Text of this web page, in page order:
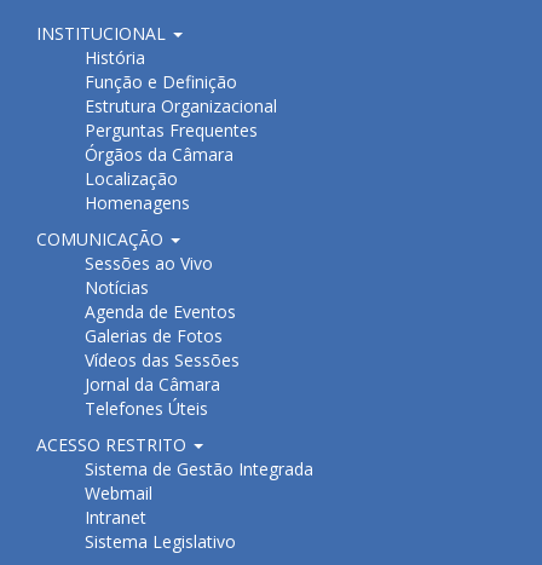
INSTITUCIONAL
História
Função e Definição
Estrutura Organizacional
Perguntas Frequentes
Órgãos da Câmara
Localização
Homenagens
COMUNICAÇÃO
Sessões ao Vivo
Notícias
Agenda de Eventos
Galerias de Fotos
Vídeos das Sessões
Jornal da Câmara
Telefones Úteis
ACESSO RESTRITO
Sistema de Gestão Integrada
Webmail
Intranet
Sistema Legislativo